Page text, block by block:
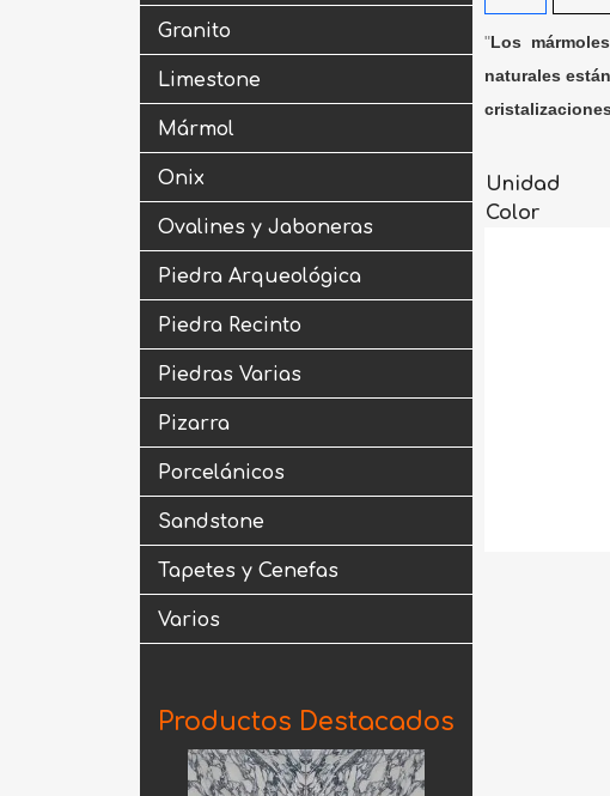
Granito
Limestone
Mármol
Onix
Ovalines y Jaboneras
Piedra Arqueológica
Piedra Recinto
Piedras Varias
Pizarra
Porcelánicos
Sandstone
Tapetes y Cenefas
Varios
Productos Destacados
"Los
naturales
Unidad
Color